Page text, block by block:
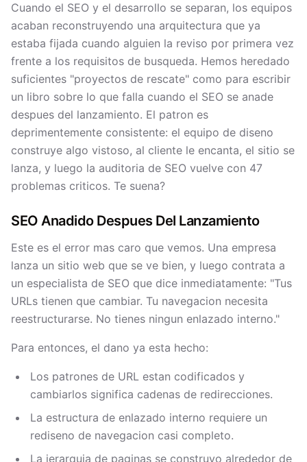
Cuando el SEO y el desarrollo se separan, los equipos
acaban reconstruyendo una arquitectura que ya
estaba fijada cuando alguien la reviso por primera vez
frente a los requisitos de busqueda. Hemos heredado
suficientes "proyectos de rescate" como para escribir
un libro sobre lo que falla cuando el SEO se anade
despues del lanzamiento. El patron es
deprimentemente consistente: el equipo de diseno
construye algo vistoso, al cliente le encanta, el sitio se
lanza, y luego la auditoria de SEO vuelve con 47
problemas criticos. Te suena?
SEO Anadido Despues Del Lanzamiento
Este es el error mas caro que vemos. Una empresa
lanza un sitio web que se ve bien, y luego contrata a
un especialista de SEO que dice inmediatamente: "Tus
URLs tienen que cambiar. Tu navegacion necesita
reestructurarse. No tienes ningun enlazado interno."
Para entonces, el dano ya esta hecho:
Los patrones de URL estan codificados y
cambiarlos significa cadenas de redirecciones.
La estructura de enlazado interno requiere un
rediseno de navegacion casi completo.
La jerarquia de paginas se construyo alrededor de